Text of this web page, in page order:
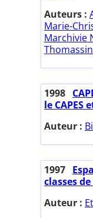
Auteurs :
Marie-
Marchivie
1998
le
Auteur :
1997
classes
Auteur :